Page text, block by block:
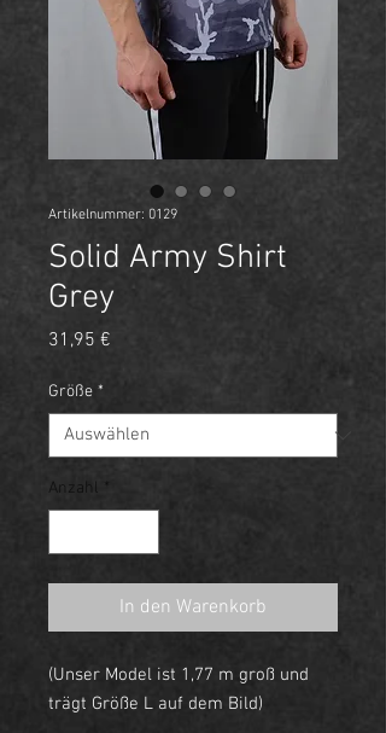
Artikelnummer: 0129
Solid Army Shirt
Grey
31,95 €
Größe *
Anzahl *
In den Warenkorb
(Unser Model ist 1,77 m groß und
trägt Größe L auf dem Bild)